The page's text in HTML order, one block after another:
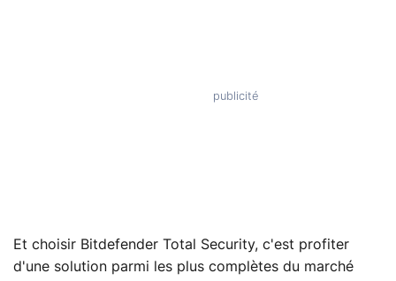
Et choisir Bitdefender Total Security, c'est profiter
d'une solution parmi les plus complètes du marché